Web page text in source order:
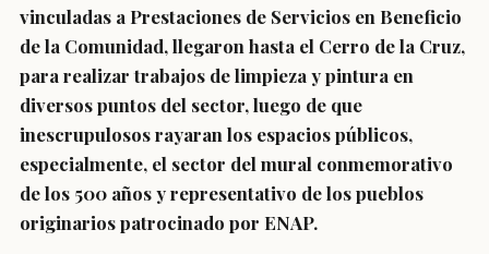
vinculadas a Prestaciones de Servicios en Beneficio
de la Comunidad, llegaron hasta el Cerro de la Cruz,
para realizar trabajos de limpieza y pintura en
diversos puntos del sector, luego de que
inescrupulosos rayaran los espacios públicos,
especialmente, el sector del mural conmemorativo
de los 500 años y representativo de los pueblos
originarios patrocinado por ENAP.